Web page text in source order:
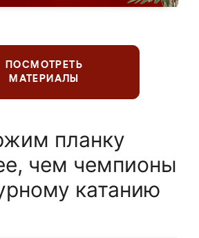
ПОСМОТРЕТЬ
МАТЕРИАЛЫ
планку
чем чемпионы
катанию